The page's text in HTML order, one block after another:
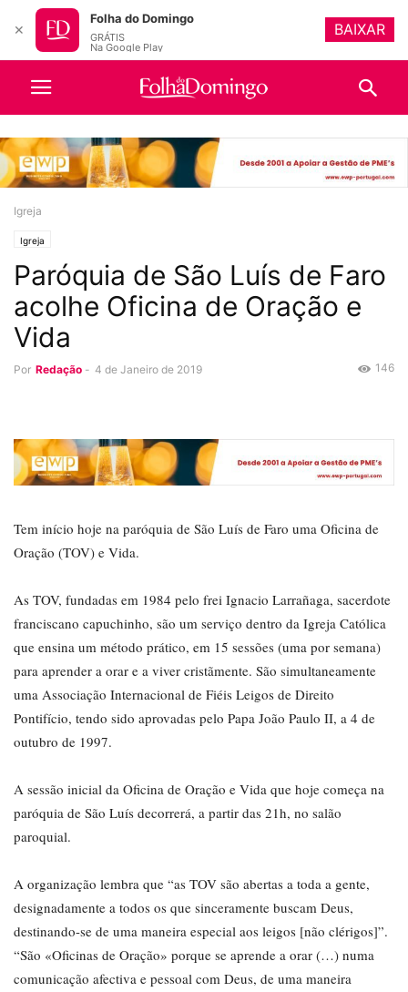
Igreja
Igreja
Paróquia de São Luís de Faro
acolhe Oficina de Oração e
Vida
Por Redação - 4 de Janeiro de 2019 146
Tem início hoje na paróquia de São Luís de Faro uma Oficina de
Oração (TOV) e Vida.
As TOV, fundadas em 1984 pelo frei Ignacio Larrañaga, sacerdote
franciscano capuchinho, são um serviço dentro da Igreja Católica
que ensina um método prático, em 15 sessões (uma por semana)
para aprender a orar e a viver cristãmente. São simultaneamente
uma Associação Internacional de Fiéis Leigos de Direito
Pontifício, tendo sido aprovadas pelo Papa João Paulo II, a 4 de
outubro de 1997.
A sessão inicial da Oficina de Oração e Vida que hoje começa na
paróquia de São Luís decorrerá, a partir das 21h, no salão
paroquial.
A organização lembra que “as TOV são abertas a toda a gente,
designadamente a todos os que sinceramente buscam Deus,
destinando-se de uma maneira especial aos leigos [não clérigos]”.
“São «Oficinas de Oração» porque se aprende a orar (…) numa
comunicação afectiva e pessoal com Deus, de uma maneira
✕
Folha do Domingo
GRÁTIS
Na Google Play
BAIXAR